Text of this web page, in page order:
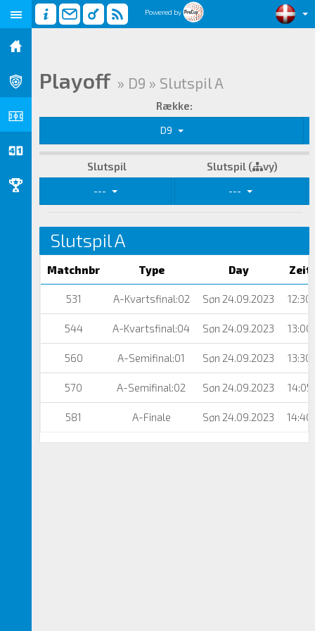
Powered by
Playoff » D9 » Slutspil A
Række:
D9
Slutspil Slutspil ( vy)
--- ---
Slutspil A
Matchnbr Type Day Zeit
531 A-Kvartsfinal:02 Søn 24.09.2023 12:30
544 A-Kvartsfinal:04 Søn 24.09.2023 13:00
560 A-Semifinal:01 Søn 24.09.2023 13:30
570 A-Semifinal:02 Søn 24.09.2023 14:05
581 A-Finale Søn 24.09.2023 14:40